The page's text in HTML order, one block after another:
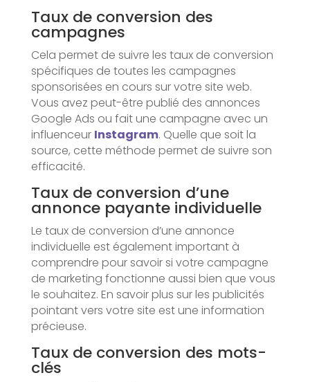
Taux de conversion des
campagnes
Cela permet de suivre les taux de conversion
spécifiques de toutes les campagnes
sponsorisées en cours sur votre site web.
Vous avez peut-être publié des annonces
Google Ads ou fait une campagne avec un
influenceur Instagram. Quelle que soit la
source, cette méthode permet de suivre son
efficacité.
Taux de conversion d’une
annonce payante individuelle
Le taux de conversion d’une annonce
individuelle est également important à
comprendre pour savoir si votre campagne
de marketing fonctionne aussi bien que vous
le souhaitez. En savoir plus sur les publicités
pointant vers votre site est une information
précieuse.
Taux de conversion des mots-
clés